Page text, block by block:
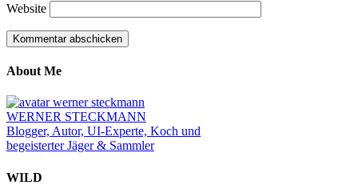
Website
About Me
WERNER STECKMANN
Blogger, Autor, UI-Experte, Koch und
begeisterter Jäger & Sammler
WILD